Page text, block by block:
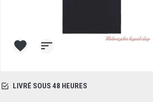
LIVRÉ SOUS 48 HEURES